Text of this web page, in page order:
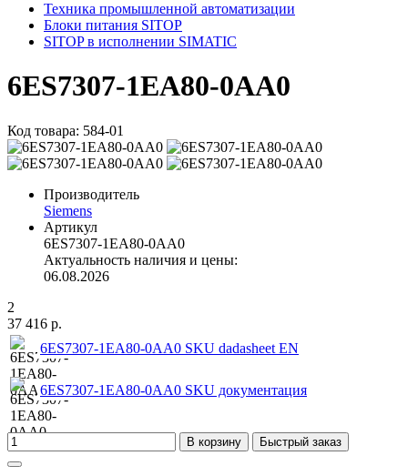
Техника промышленной автоматизации
Блоки питания SITOP
SITOP в исполнении SIMATIC
6ES7307-1EA80-0AA0
Код товара: 584-01
Производитель
Siemens
Артикул
6ES7307-1EA80-0AA0
Актуальность наличия и цены:
06.08.2026
2
37 416 р.
6ES7307-1EA80-0AA0 SKU dadasheet EN
6ES7307-1EA80-0AA0 SKU документация
В корзину Быстрый заказ